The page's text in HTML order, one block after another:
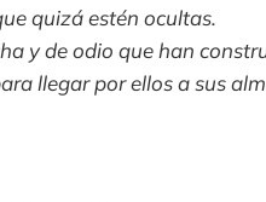
quizá estén ocultas.
y de odio que han
llegar por ellos a sus